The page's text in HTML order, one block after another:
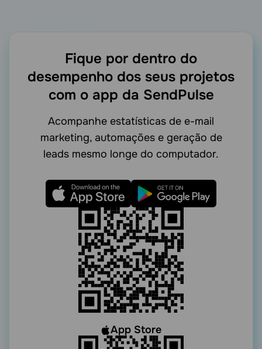
Fique por dentro do
desempenho dos seus projetos
com o app da SendPulse
Acompanhe estatísticas de e-mail
marketing, automações e geração de
leads mesmo longe do computador.
App Store